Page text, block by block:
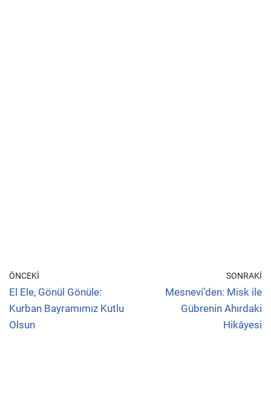
ÖNCEKI
El Ele, Gönül Gönüle:
Kurban Bayramımız Kutlu
Olsun
SONRAKI
Mesnevi’den: Misk ile
Gübrenin Ahırdaki
Hikâyesi